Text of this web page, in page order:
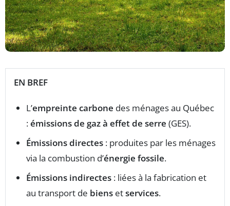
EN BREF
L’empreinte carbone des ménages au Québec
:émissions de gaz à effet de serre (GES).
Émissions directes : produites par les ménages
via la combustion d’énergie fossile.
Émissions indirectes : liées à la fabrication et
au transport de biens etservices.